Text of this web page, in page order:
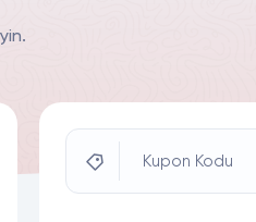
Kupon Kodu